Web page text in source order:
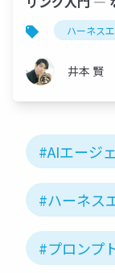
AIで成果が変
ハーネス
井本 賢
#AIエージ
#ハーネス
#プロンプ